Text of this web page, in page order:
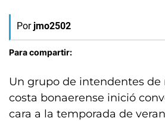
Por jmo2502
Para compartir:
Un grupo de intendentes de
costa bonaerense inició
cara a la temporada de